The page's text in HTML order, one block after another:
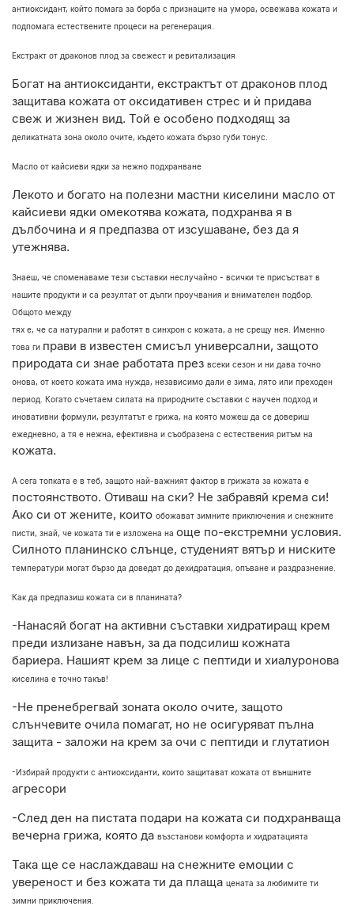
антиоксидант, който помага за борба с признаците на умора, освежава кожата и
подпомага естествените процеси на регенерация.
Екстракт от драконов плод за свежест и ревитализация
Богат на антиоксиданти, екстрактът от драконов плод
защитава кожата от оксидативен стрес и ѝ придава
свеж и жизнен вид. Той е особено подходящ за
деликатната зона около очите, където кожата бързо губи тонус.
Масло от кайсиеви ядки за нежно подхранване
Лекото и богато на полезни мастни киселини масло от
кайсиеви ядки омекотява кожата, подхранва я в
дълбочина и я предпазва от изсушаване, без да я
утежнява.
Знаеш, че споменаваме тези съставки неслучайно - всички те присъстват в
нашите продукти и са резултат от дълги проучвания и внимателен подбор.
Общото между
тях е, че са натурални и работят в синхрон с кожата, а не срещу нея. Именно
това ги прави в известен смисъл универсални, защото
природата си знае работата през всеки сезон и ни дава точно
онова, от което кожата има нужда, независимо дали е зима, лято или преходен
период. Когато съчетаем силата на природните съставки с научен подход и
иновативни формули, резултатът е грижа, на която можеш да се довериш
ежедневно, а тя е нежна, ефективна и съобразена с естествения ритъм на
кожата.
А сега топката е в теб, защото най-важният фактор в грижата за кожата е
постоянството. Отиваш на ски? Не забравяй крема си!
Ако си от жените, които обожават зимните приключения и снежните
писти, знай, че кожата ти е изложена на още по-екстремни условия.
Силното планинско слънце, студеният вятър и ниските
температури могат бързо да доведат до дехидратация, опъване и раздразнение.
Как да предпазиш кожата си в планината?
-Нанасяй богат на активни съставки хидратиращ крем
преди излизане навън, за да подсилиш кожната
бариера. Нашият крем за лице с пептиди и хиалуронова
киселина е точно такъв!
-Не пренебрегвай зоната около очите, защото
слънчевите очила помагат, но не осигуряват пълна
защита - заложи на крем за очи с пептиди и глутатион
-Избирай продукти с антиоксиданти, които защитават кожата от външните
агресори
-След ден на пистата подари на кожата си подхранваща
вечерна грижа, която да възстанови комфорта и хидратацията
Така ще се наслаждаваш на снежните емоции с
увереност и без кожата ти да плаща цената за любимите ти
зимни приключения.